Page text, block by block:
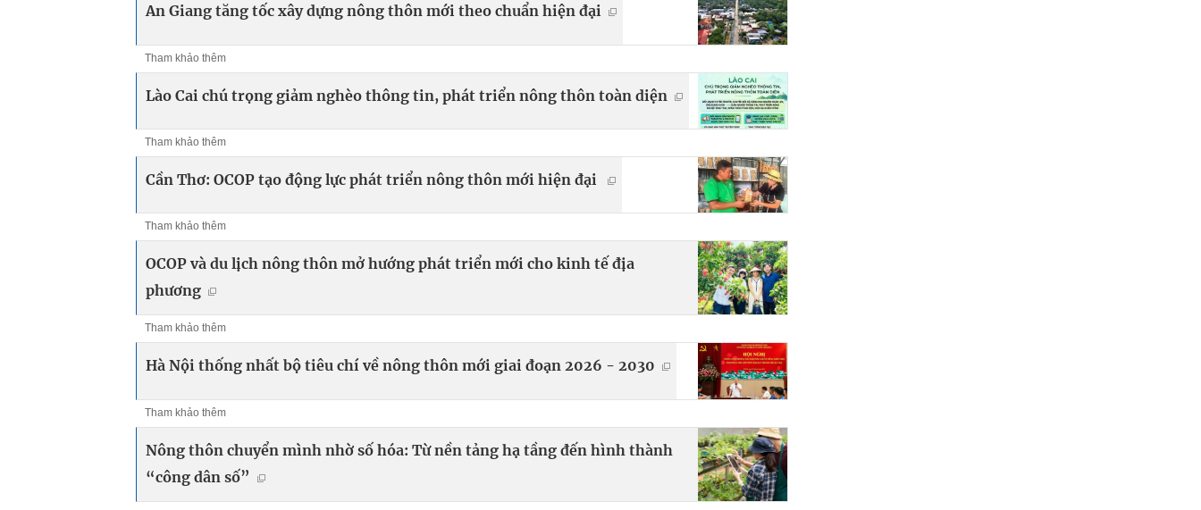
An Giang tăng tốc xây dựng nông thôn mới theo chuẩn hiện đại
Tham khảo thêm
Lào Cai chú trọng giảm nghèo thông tin, phát triển nông thôn toàn diện
Tham khảo thêm
Cần Thơ: OCOP tạo động lực phát triển nông thôn mới hiện đại
Tham khảo thêm
OCOP và du lịch nông thôn mở hướng phát triển mới cho kinh tế địa
phương
Tham khảo thêm
Hà Nội thống nhất bộ tiêu chí về nông thôn mới giai đoạn 2026 - 2030
Tham khảo thêm
Nông thôn chuyển mình nhờ số hóa: Từ nền tảng hạ tầng đến hình thành
“công dân số”